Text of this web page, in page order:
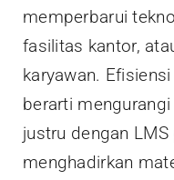
memperbarui
fasilitas kantor,
karyawan.
berarti
justru dengan
menghadirkan